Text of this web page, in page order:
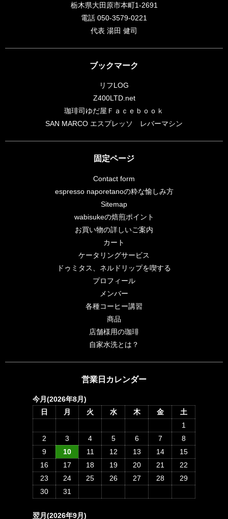
栃木県大田原市本町1-2691
電話 050-3579-0221
代表 湯田 健司
ブックマーク
リフLOG
Z400LTD.net
珈琲司ゆだ屋Ｆａｃｅｂｏｏｋ
SAN MARCO エスプレッソ レバーマシン
固定ページ
Contact form
espresso naporetanoの粋な愉しみ方
Sitemap
wabisukeの焙煎ポイント
お買い物の詳しいご案内
カート
ケータリングサービス
ドゥミタス、ネルドリップを喫する
プロフィール
メンバー
各種コーヒー講習
商品
店舗様用の珈琲
自家水洗とは？
営業日カレンダー
今月(2026年8月)
日
月 火 水 木 金
土
1
2
3 4 5 6 7
8
9
10 11 12 13 14
15
16
17 18 19 20 21
22
23
24 25 26 27 28
29
30
31
翌月(2026年9月)